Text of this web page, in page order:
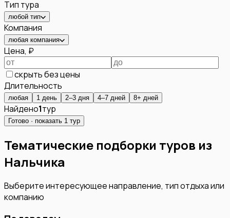
Тип тура
любой тип
Компания
любая компания
Цена, ₽
скрыть без цены
Длительность
любая 1 день 2–3 дня 4–7 дней 8+ дней
Найдено1тур
Готово · показать 1 тур
Тематические подборки туров из
Нальчика
Выберите интересующее направление, тип отдыха или
компанию